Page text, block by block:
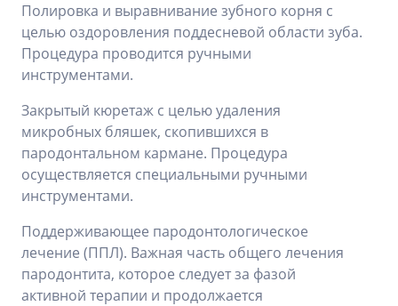
Полировка и выравнивание зубного корня с
целью оздоровления поддесневой области зуба.
Процедура проводится ручными
инструментами.
Закрытый кюретаж с целью удаления
микробных бляшек, скопившихся в
пародонтальном кармане. Процедура
осуществляется специальными ручными
инструментами.
Поддерживающее пародонтологическое
лечение (ППЛ). Важная часть общего лечения
пародонтита, которое следует за фазой
активной терапии и продолжается